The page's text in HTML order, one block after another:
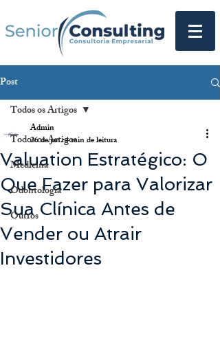
Post
Todos os Artigos
Medicina
Odontologia
Outros
Todos os Artigos
Valuation Estratégico: O
Que Fazer para Valorizar
Sua Clínica Antes de
Vender ou Atrair
Investidores
Admin
26 de jan.4 min de leitura